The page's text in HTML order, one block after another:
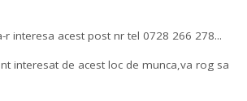
r interesa acest post nr tel 0728 266 278...
interesat de acest loc de munca,va rog sa